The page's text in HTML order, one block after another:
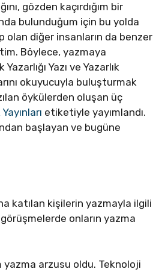
gözden kaçırdığım bir
bulunduğum için bu yolda
olan diğer insanların da benzer
Böylece, yazmaya
Yazı ve Yazarlık
okuyucuyla buluşturmak
öykülerden oluşan üç
etiketiyle yayımlandı.
başlayan ve bugüne
katılan kişilerin yazmayla ilgili
görüşmelerde onların yazma
arzusu oldu. Teknoloji